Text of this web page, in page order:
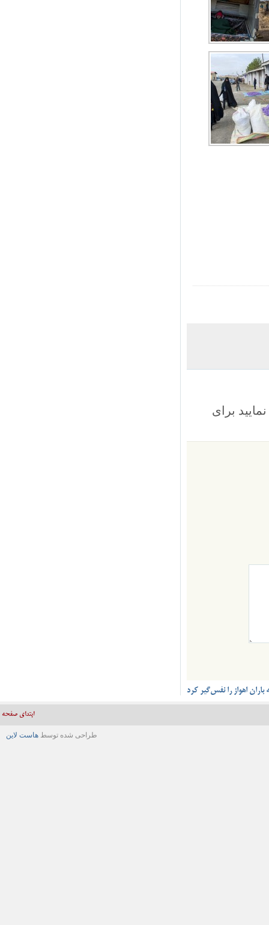
برای
اهواز را نفس‌گیر کرد
ابتدای صفحه
طراحی شده توسطهاست لاین